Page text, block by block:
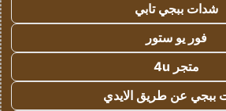
شدات ببجي تابي
فور يو ستور
متجر 4u
ببجي عن طريق الايدي